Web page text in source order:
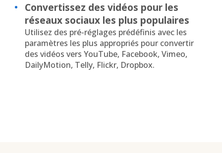
Convertissez des vidéos pour les
réseaux sociaux les plus populaires
Utilisez des pré-réglages prédéfinis avec les
paramètres les plus appropriés pour convertir
des vidéos vers YouTube, Facebook, Vimeo,
DailyMotion, Telly, Flickr, Dropbox.